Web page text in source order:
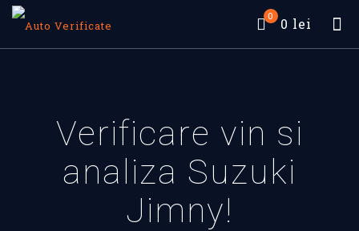
0 0 lei
Verificare vin si
analiza Suzuki
Jimny!